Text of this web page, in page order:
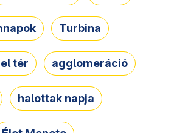
Turbina
tér agglomeráció
halottak napja